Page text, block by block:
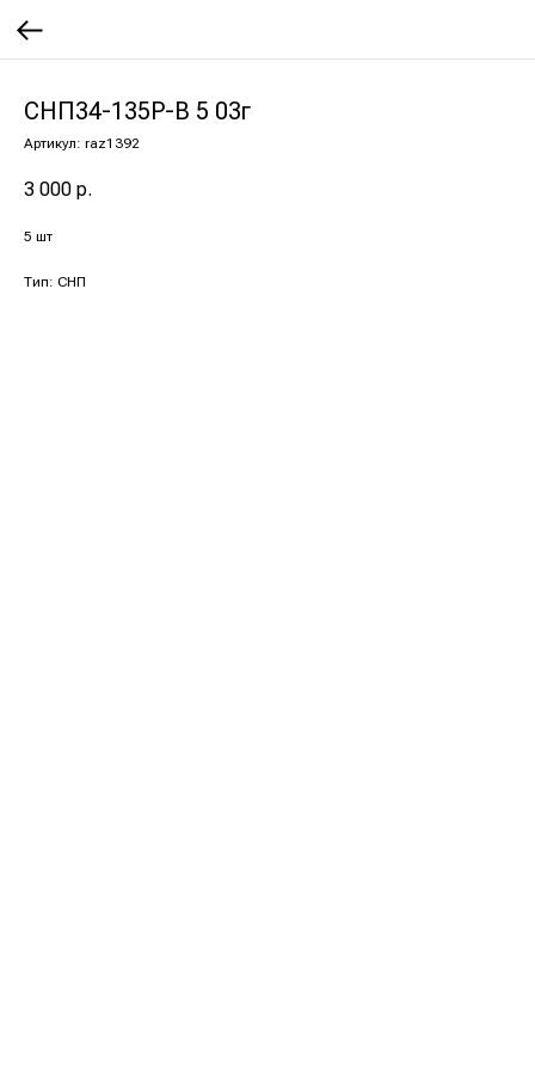
СНП34-135Р-В 5 03г
Артикул: raz1392
3 000 р.
5 шт
Тип: СНП